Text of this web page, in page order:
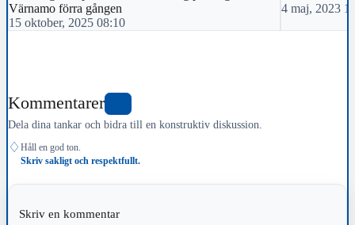
Värnamo förra gången
15 oktober, 2025 08:10
4 maj, 2023
Kommentarer
Dela dina tankar och bidra till en konstruktiv diskussion.
♢ Håll en god ton.
Skriv sakligt och respektfullt.
Skriv en kommentar